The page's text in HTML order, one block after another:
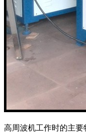
高周波机工作时的主要